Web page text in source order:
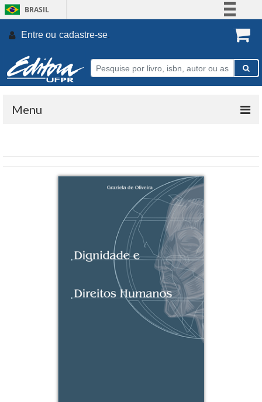
BRASIL
Participe
Entre ou cadastre-se.
Menu